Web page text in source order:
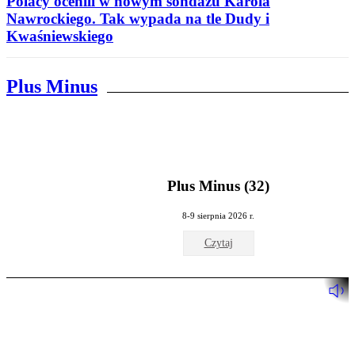
Nawrockiego. Tak wypada na tle Dudy i
Kwaśniewskiego
Plus Minus
Plus Minus (32)
8-9 sierpnia 2026 r.
Czytaj